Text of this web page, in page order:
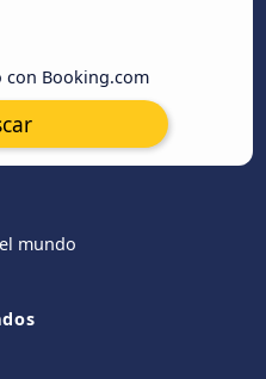
con Booking.com
mundo